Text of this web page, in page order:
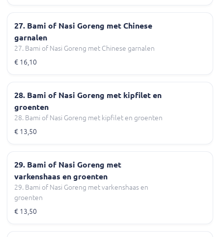
27. Bami of Nasi Goreng met Chinese
garnalen
27. Bami of Nasi Goreng met Chinese garnalen
€ 16,10
28. Bami of Nasi Goreng met kipfilet en
groenten
28. Bami of Nasi Goreng met kipfilet en groenten
€ 13,50
29. Bami of Nasi Goreng met
varkenshaas en groenten
29. Bami of Nasi Goreng met varkenshaas en
groenten
€ 13,50